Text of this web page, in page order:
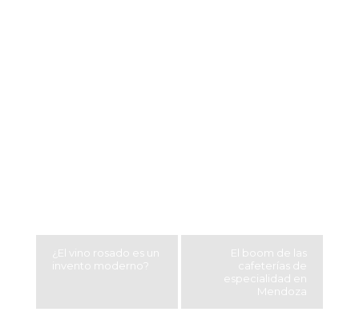
¿El vino rosado es un
invento moderno?
El boom de las
cafeterías de
especialidad en
Mendoza